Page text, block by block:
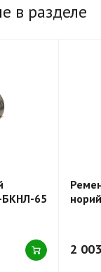
в разделе
БКНЛ-65
2